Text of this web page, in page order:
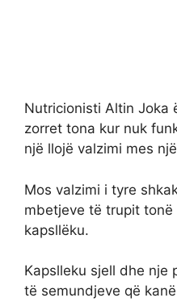
Nutricionisti Altin Joka
zorret tona kur nuk
një llojë valzimi mes
Mos valzimi i tyre
mbetjeve të trupit
kapsllëku.
Kapslleku sjell dhe nje
të semundjeve që